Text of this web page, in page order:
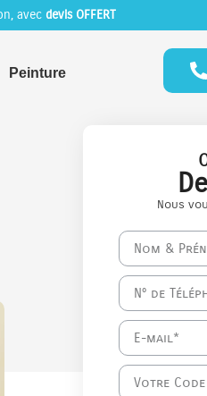
avec devis OFFERT
Peinture
Nous